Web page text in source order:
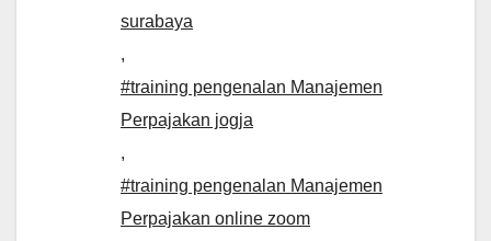
surabaya
,
#training pengenalan Manajemen
Perpajakan jogja
,
#training pengenalan Manajemen
Perpajakan online zoom